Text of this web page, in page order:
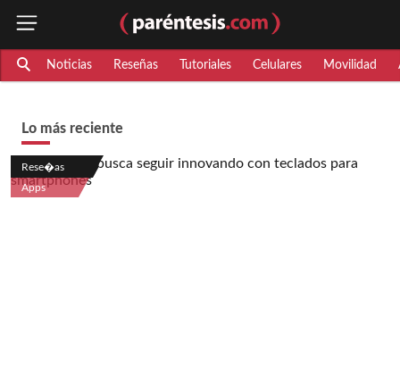
Noticias Reseñas Tutoriales Celulares Movilidad
Lo más reciente
Rese�as
Apps